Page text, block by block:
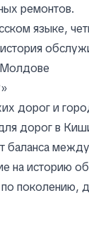
ремонтов.
языке,
дорог и
дорог в
баланса
на историю
поколению,